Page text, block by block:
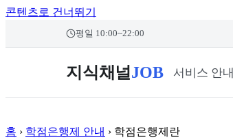
콘텐츠로 건너뛰기
평일 10:00~22:00
지식채널 JOB 서비스 안내
홈 › 학점은행제 안내 › 학점은행제란